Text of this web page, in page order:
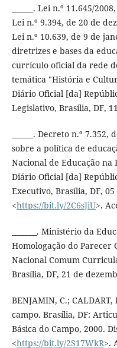
______. Lei n.º 11.645/
Lei n.º 9.394, de 20 de
Lei n.º 10.639, de 9 de
diretrizes e bases da
currículo oficial da rede
temática "História e
Diário Oficial [da]
Legislativo, Brasília, DF,
______. Decreto n.º
sobre a política de
Nacional de Educação na
Diário Oficial [da]
Executivo, Brasília, DF,
<https://bit.ly/2C6sJiU>.
_______. Ministério da
Homologação do Parecer
Nacional Comum
Brasília, DF, 21 de
BENJAMIN, C.;
campo. Brasília, DF:
Básica do Campo, 2000.
<https://bit.ly/2S17WkR>.